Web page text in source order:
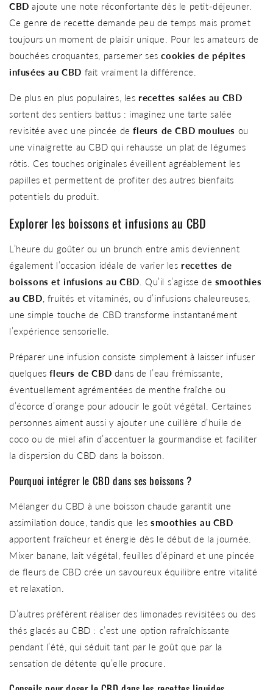
CBD ajoute une note réconfortante dès le petit-déjeuner.
Ce genre de recette demande peu de temps mais promet
toujours un moment de plaisir unique. Pour les amateurs de
bouchées croquantes, parsemer sescookies de pépites
infusées au CBD fait vraiment la différence.
De plus en plus populaires, les recettes salées au CBD
sortent des sentiers battus : imaginez une tarte salée
revisitée avec une pincée defleurs de CBD moulues ou
une vinaigrette au CBD qui rehausse un plat de légumes
rôtis. Ces touches originales éveillent agréablement les
papilles et permettent de profiter des autres bienfaits
potentiels du produit.
Explorer les boissons et infusions au CBD
L’heure du goûter ou un brunch entre amis deviennent
également l’occasion idéale de varier les recettes de
boissons et infusions au CBD . Qu’il s’agisse de smoothies
au CBD , fruités et vitaminés, ou d’infusions chaleureuses,
une simple touche de CBD transforme instantanément
l’expérience sensorielle.
Préparer une infusion consiste simplement à laisser infuser
quelquesfleurs de CBD dans de l’eau frémissante,
éventuellement agrémentées de menthe fraîche ou
d’écorce d’orange pour adoucir le goût végétal. Certaines
personnes aiment aussi y ajouter une cuillère d’huile de
coco ou de miel afin d’accentuer la gourmandise et faciliter
la dispersion du CBD dans la boisson.
Pourquoi intégrer le CBD dans ses boissons ?
Mélanger du CBD à une boisson chaude garantit une
assimilation douce, tandis que lessmoothies au CBD
apportent fraîcheur et énergie dès le début de la journée.
Mixer banane, lait végétal, feuilles d’épinard et une pincée
de fleurs de CBD crée un savoureux équilibre entre vitalité
et relaxation.
D’autres préfèrent réaliser des limonades revisitées ou des
thés glacés au CBD : c’est une option rafraîchissante
pendant l’été, qui séduit tant par le goût que par la
sensation de détente qu’elle procure.